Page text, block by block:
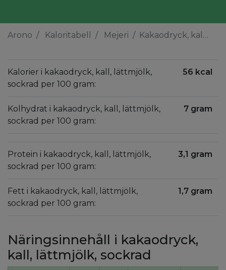
Arono Kaloritabell Mejeri Kakaodryck, kall, lättmjölk, sockrad
Kalorier i kakaodryck, kall, lättmjölk,
sockrad per 100 gram:
56 kcal
Kolhydrat i kakaodryck, kall, lättmjölk,
sockrad per 100 gram:
7 gram
Protein i kakaodryck, kall, lättmjölk,
sockrad per 100 gram:
3,1 gram
Fett i kakaodryck, kall, lättmjölk,
sockrad per 100 gram:
1,7 gram
Näringsinnehåll i kakaodryck,
kall, lättmjölk, sockrad